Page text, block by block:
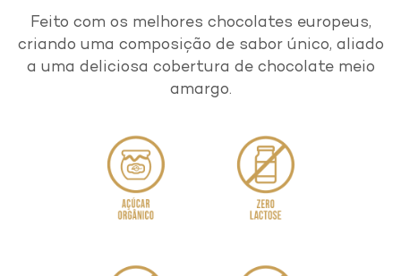
Feito com os melhores chocolates europeus,
criando uma composição de sabor único, aliado
a uma deliciosa cobertura de chocolate meio
amargo.